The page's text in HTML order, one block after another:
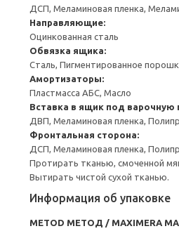
ДСП, Меламиновая пленка,
Направляющие:
Оцинкованная сталь
Обвязка ящика:
Сталь, Пигментированное
Амортизаторы:
Пластмасса АБС, Масло
Вставка в ящик под варочную
ДВП, Меламиновая пленка,
Фронтальная сторона:
ДСП, Меламиновая пленка,
Протирать тканью, смоченной
Вытирать чистой сухой тканью.
Информация об упаковке
METOD МЕТОД / MAXIMERA